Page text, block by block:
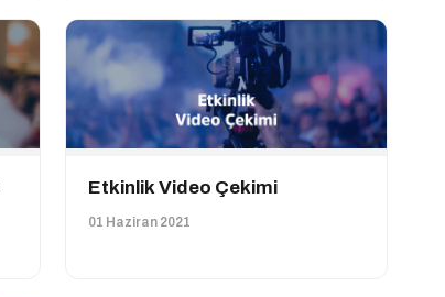
Etkinlik Video Çekimi
01 Haziran 2021